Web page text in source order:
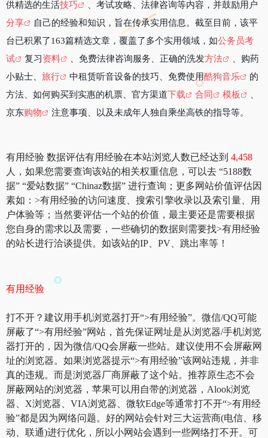
供精选的生活技巧
、考试攻略、法律咨询等内容，并鼓励用户
分享
自己的经验和知识，旨在传承实用信息。截至目前，该平
台已积累了163篇精选文章，覆盖了多个实用领域，如公务员考
试
复习 资料 、免费法律咨询服务、正确的洗发方法
、购药
小贴士、 旅行 中租赁听音设备的技巧、免费使用酷狗音乐
的
方法、如何购买到实惠的机票、官方渠道下载 合同 模板
京东购物 注意事项、以及未成年人独自乘坐高铁的指导等。
有用经验 数据评估有用经验在本站浏览人数已经达到 4,458
人，如果您需要查询该站的相关权重信息，可以去 “5188数
据” “爱站数据” “Chinaz数据” 进行查询；更多网站价值评估因
素如：>有用经验的访问速度、搜索引擎收录以及索引量、用
户体验等；当然要评估一个站的价值，最主要还是需要根据
您自身的需求以及需要，一些确切的数据则需要找>有用经验
的站长进行洽谈提供。如该站的IP、PV、跳出率等！
有用经验
打不开？建议用手机浏览器打开“>有用经验”。微信/QQ可能
屏蔽了“>有用经验”网站，首先保证网址是从浏览器/手机浏览
器打开的，因为微信/QQ会屏蔽一些站。建议使用不会屏蔽网
址的浏览器。如果浏览器提示“>有用经验”该网站违规，并非
真的违规。而是浏览器厂商屏蔽了这个站。推荐原生态不会
屏蔽网站的浏览器，苹果可以用自带的浏览器，Alook浏览
器、X浏览器、VIA浏览器、微软Edge等通常打不开“>有用经
验”都是因为网络问题。好的网站会针对三大运营商(电信、移
动、联通)进行优化，所以小网站会遇到一些网络打不开。可